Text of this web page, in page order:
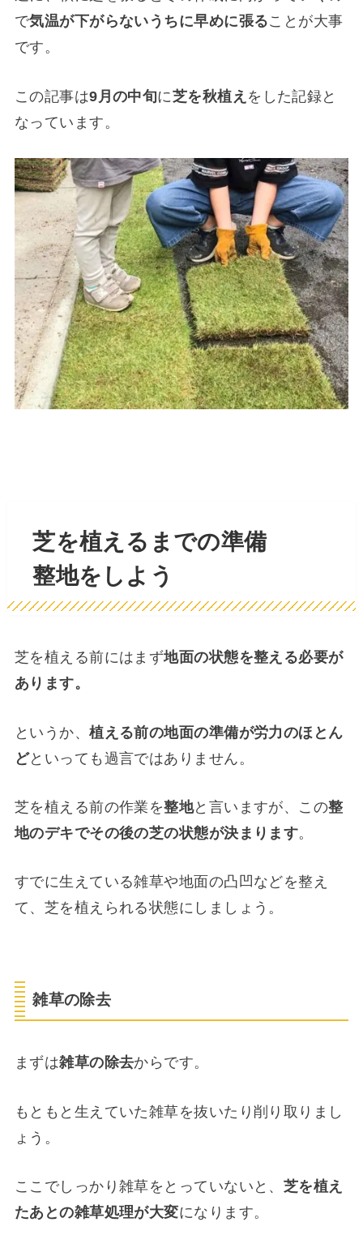
で気温が下がらないうちに早めに張ることが大事
です。
この記事は9月の中旬に芝を秋植え をした記録と
なっています。
芝を植えるまでの準備
整地をしよう
芝を植える前にはまず地面の状態を整える必要が
あります。
というか、植える前の地面の準備が労力のほとん
どといっても過言ではありません。
芝を植える前の作業を整地と言いますが、この整
地のデキでその後の芝の状態が決まります。
すでに生えている雑草や地面の凸凹などを整え
て、芝を植えられる状態にしましょう。
雑草の除去
まずは雑草の除去からです。
もともと生えていた雑草を抜いたり削り取りまし
ょう。
ここでしっかり雑草をとっていないと、 芝を植え
たあとの雑草処理が大変になります。